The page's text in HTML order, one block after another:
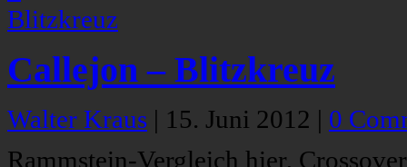
Callejon – Blitzkreuz
Walter Kraus | 15. Juni 2012 | 0
Rammstein-Vergleich hier,